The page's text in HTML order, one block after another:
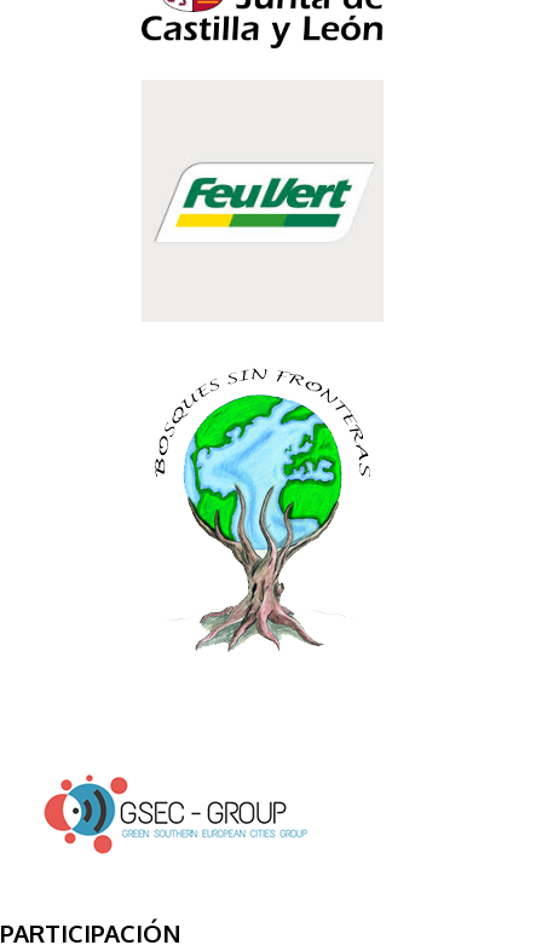
PARTICIPACIÓN